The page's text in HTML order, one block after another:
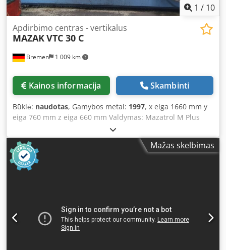
1 / 10
Bremen 1 009 km
Apdirbimo centras - vertikalus
MAZAKVTC 30 C
Kainos informacija Skambinti
Būklė: naudotas, Gamybos metai: 1997, x eiga 1660 mm y
eiga 760 mm z eiga 660 mm Valdymas: Mazatrol M Plus
Stalviršio tvirtinimo plotas: 2000 x 760 mm Stalo apkrova:
1,0 t Greitasis eiga: 24 m/min Sukimosi greičio diapazonas:
7000 aps./min Pagrindinio veleno galia: 11 kW Įrankio
tvirtinimas: SK 40 Įrankių kiekis žurnale: 2 x 24 vnt. Staklių
svoris apytiksliai: 8,1 t Matmenys (I x P x A): 4,2 x 3,2 x 2,8
Mažas skelbimas